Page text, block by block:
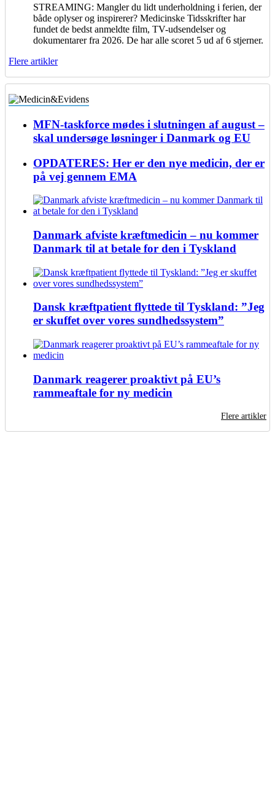
STREAMING: Mangler du lidt underholdning i ferien, der
både oplyser og inspirerer? Medicinske Tidsskrifter har
fundet de bedst anmeldte film, TV-udsendelser og
dokumentarer fra 2026. De har alle scoret 5 ud af 6 stjerner.
Flere artikler
MFN-taskforce mødes i slutningen af august –
skal undersøge løsninger i Danmark og EU
OPDATERES: Her er den nye medicin, der er
på vej gennem EMA
Danmark afviste kræftmedicin – nu kommer
Danmark til at betale for den i Tyskland
Dansk kræftpatient flyttede til Tyskland: ”Jeg
er skuffet over vores sundhedssystem”
Danmark reagerer proaktivt på EU’s
rammeaftale for ny medicin
Flere artikler